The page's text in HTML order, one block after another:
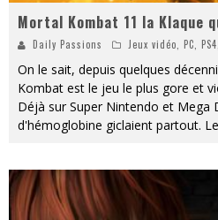
Mortal Kombat 11 la Klaque
Daily Passions Jeux vidéo PC PS4
On le sait, depuis quelques
Kombat est le jeu le plus gore et
Déjà sur Super Nintendo et Mega
d'hémoglobine giclaient partout.